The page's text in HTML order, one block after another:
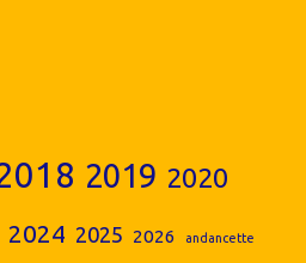
2019 2020
2024 2025 2026 andancette